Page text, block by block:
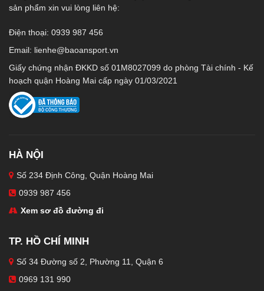
sản phẩm xin vui lòng liên hệ:
Điện thoại: 0939 987 456
Email: lienhe@baoansport.vn
Giấy chứng nhận ĐKKD số 01M8027099 do phòng Tài chính - Kế
hoạch quận Hoàng Mai cấp ngày 01/03/2021
HÀ NỘI
Số 234 Định Công, Quận Hoàng Mai
0939 987 456
Xem sơ đồ đường đi
TP. HỒ CHÍ MINH
Số 34 Đường số 2, Phường 11, Quận 6
0969 131 990